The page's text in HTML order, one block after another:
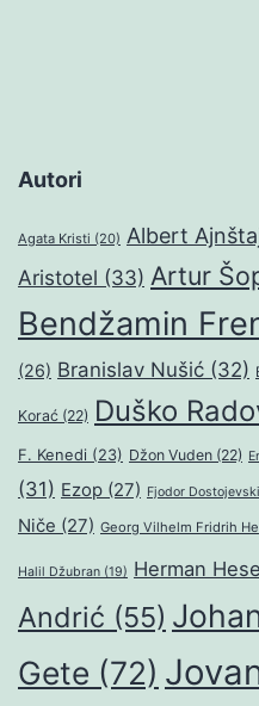
Autori
Agata Kristi (20) Albert
Aristotel (33) Artur
Bendžamin
(26) Branislav Nušić (32)
Korać (22) Duško
F. Kenedi (23) Džon Vuden (22)
(31) Ezop (27) Fjodor Dostojevski
Niče (27) Georg Vilhelm Fridrih
Halil Džubran (19) Herman Hese
Andrić (55)
Gete (72)